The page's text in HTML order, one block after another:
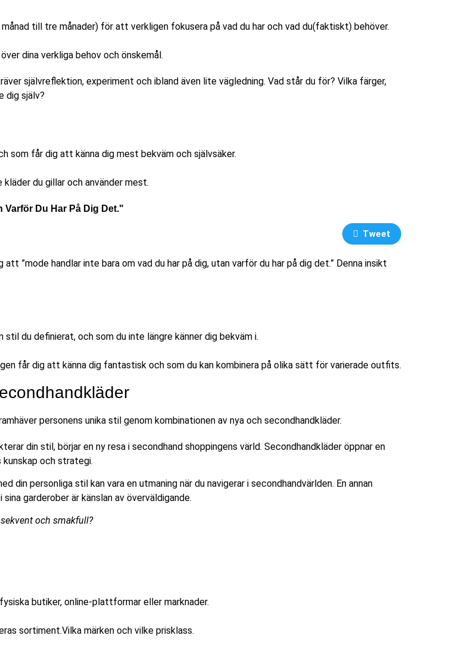
till tre månader) för att verkligen fokusera på vad du har och vad du(faktiskt) behöver.
dina verkliga behov och önskemål.
självreflektion, experiment och ibland även lite vägledning. Vad står du för? Vilka färger,
dig själv?
som får dig att känna dig mest bekväm och självsäker.
du gillar och använder mest.
Varför Du Har På Dig Det."
Tweet
”mode handlar inte bara om vad du har på dig, utan varför du har på dig det.” Denna insikt
du definierat, och som du inte längre känner dig bekväm i.
får dig att känna dig fantastisk och som du kan kombinera på olika sätt för varierade outfits.
din stil, börjar en ny resa i secondhand shoppingens värld. Secondhandkläder öppnar en
och strategi.
din personliga stil kan vara en utmaning när du navigerar i secondhandvärlden. En annan
garderober är känslan av överväldigande.
och smakfull?
butiker, online-plattformar eller marknader.
sortiment.Vilka märken och vilke prisklass.